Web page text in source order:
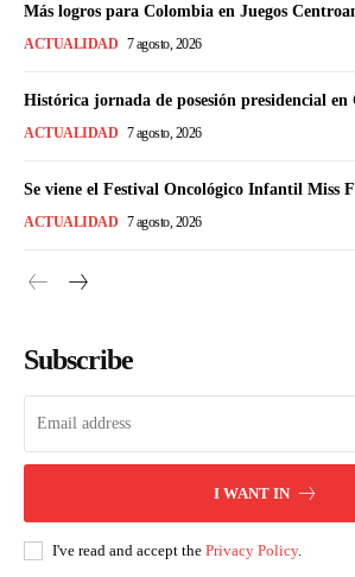
Más logros para Colombia en Juegos
ACTUALIDAD 7 agosto, 2026
Histórica jornada de posesión presidencial en
ACTUALIDAD 7 agosto, 2026
Se viene el Festival Oncológico Infantil Miss
ACTUALIDAD 7 agosto, 2026
Subscribe
I WANT IN
I've read and accept the Privacy Policy.